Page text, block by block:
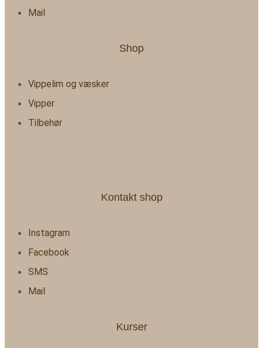
Mail
Shop
Vippelim og væsker
Vipper
Tilbehør
Kontakt shop
Instagram
Facebook
SMS
Mail
Kurser